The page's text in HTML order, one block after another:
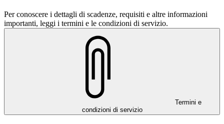
Per conoscere i dettagli di scadenze, requisiti e altre informazioni
importanti, leggi i termini e le condizioni di servizio.
Termini e
condizioni di servizio